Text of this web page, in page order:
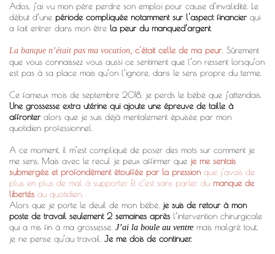
Ados, j’ai vu mon père perdre son emploi pour cause d’invalidité. Le
début d’une période compliquée notamment sur l'aspect financier qui
a fait entrer dans mon être la peur du manqued’argent.
La banque n’était pas ma vocation, c'était celle de ma peur Sûrement
que vous connaissez vous aussi ce sentiment que l’on ressent lorsqu’on
est pas à sa place mais qu’on l’ignore, dans le sens propre du terme.
Ce fameux mois de septembre 2018, je perds le bébé que j’attendais.
Une grossesse extra utérine qui ajoute une épreuve de taille à
affronter alors que je suis déjà mentalement épuisée par mon
quotidien professionnel.
A ce moment, il m’est compliqué de poser des mots sur comment je
me sens. Mais avec le recul je peux affirmer que je me sentais
submergée et profondément étouffée par la pression que j'avais de
plus en plus de mal à supporter. Et c’est sans parler du manque de
libertés au quotidien.
Alors que je porte le deuil de mon bébé, je suis de retour à mon
poste de travail seulement 2 semaines après l’intervention chirurgicale
qui a mis fin à ma grossesse. J’ai la boule au ventre mais malgré tout,
je ne pense qu’au travail. Je me dois de continuer.